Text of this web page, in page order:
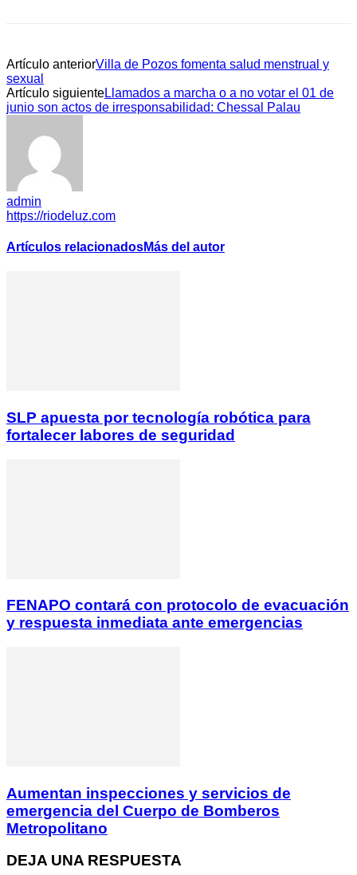
Artículo anteriorVilla de Pozos fomenta salud menstrual y
sexual
Artículo siguienteLlamados a marcha o a no votar el 01 de
junio son actos de irresponsabilidad: Chessal Palau
admin
https://riodeluz.com
Artículos relacionadosMás del autor
SLP apuesta por tecnología robótica para
fortalecer labores de seguridad
FENAPO contará con protocolo de evacuación
y respuesta inmediata ante emergencias
Aumentan inspecciones y servicios de
emergencia del Cuerpo de Bomberos
Metropolitano
DEJA UNA RESPUESTA